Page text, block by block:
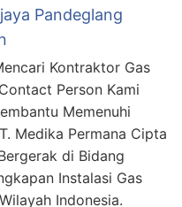
Pandeglang
Kontraktor Gas
Person Kami
Memenuhi
Medika Permana Cipta
di Bidang
Instalasi Gas
Indonesia.